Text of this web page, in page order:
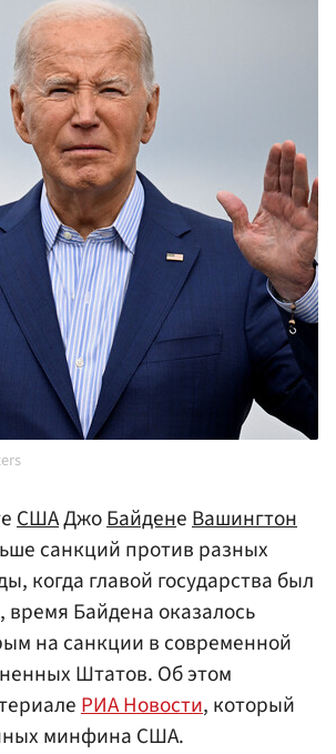
СШАДжоБайденеВашингтон
санкций против разных
когда главой государства был
Байдена оказалось
на санкции в современной
Штатов. Об этом
РИА Новости, который
минфина США.